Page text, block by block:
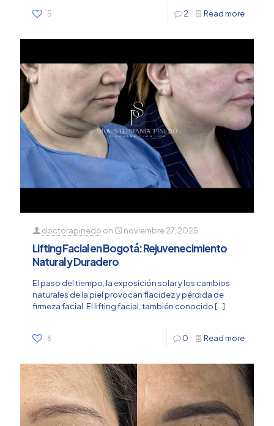
5 2 Read more
doctorapinedo on noviembre 27, 2025
Lifting Facial en Bogotá: Rejuvenecimiento
Natural y Duradero
El paso del tiempo, la exposición solar y los cambios
naturales de la piel provocan flacidez y pérdida de
firmeza facial. El lifting facial, también conocido[…]
6 0 Read more